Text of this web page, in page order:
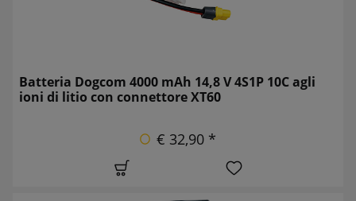
Batteria Dogcom 4000 mAh 14,8 V 4S1P 10C agli
ioni di litio con connettore XT60
€ 32,90 *